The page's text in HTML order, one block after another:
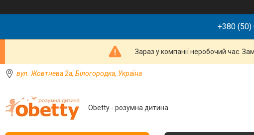
+380
Зараз у компанії неробочий час.
вул. Жовтнева 2а, Білогородка, Україна
Obetty - розумна дитина